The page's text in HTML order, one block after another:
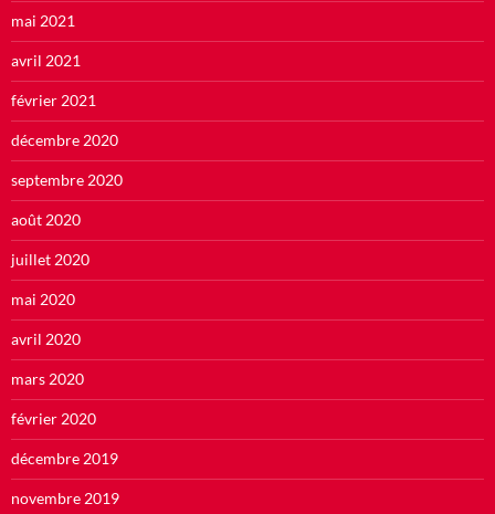
mai 2021
avril 2021
février 2021
décembre 2020
septembre 2020
août 2020
juillet 2020
mai 2020
avril 2020
mars 2020
février 2020
décembre 2019
novembre 2019